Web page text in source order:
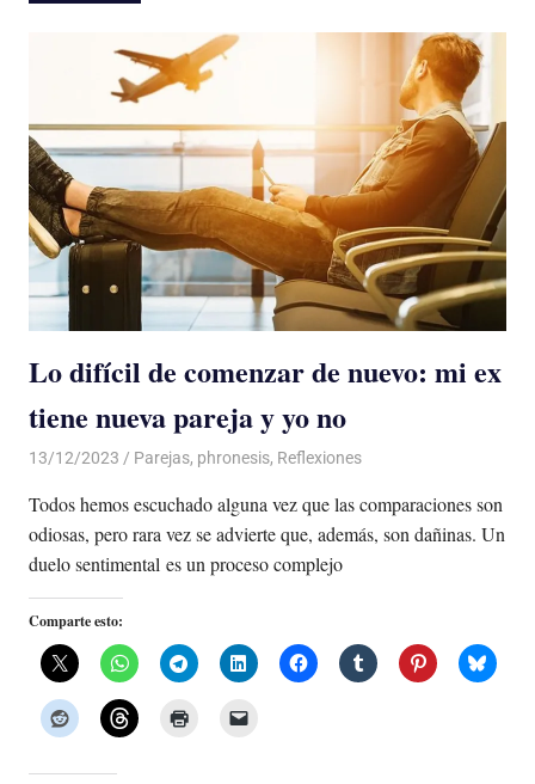
Lo difícil de comenzar de nuevo: mi ex
tiene nueva pareja y yo no
13/12/2023 De todo un Poco
Parejas, phronesis, Reflexiones
Todos hemos escuchado alguna vez que las comparaciones son
odiosas, pero rara vez se advierte que, además, son dañinas. Un
duelo sentimental es un proceso complejo
Comparte esto: